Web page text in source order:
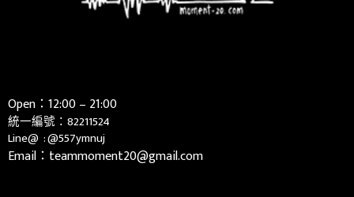
Open：12:00 – 21:00
統一編號：82211524
Line@ :@557ymnuj
Email：teammoment20@gmail.com